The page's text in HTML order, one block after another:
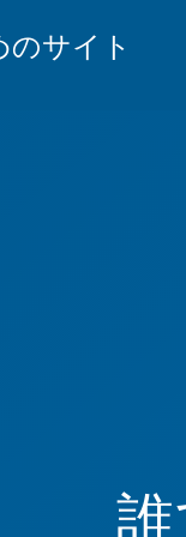
サイト